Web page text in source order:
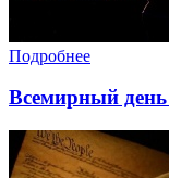
Подробнее
Всемирный